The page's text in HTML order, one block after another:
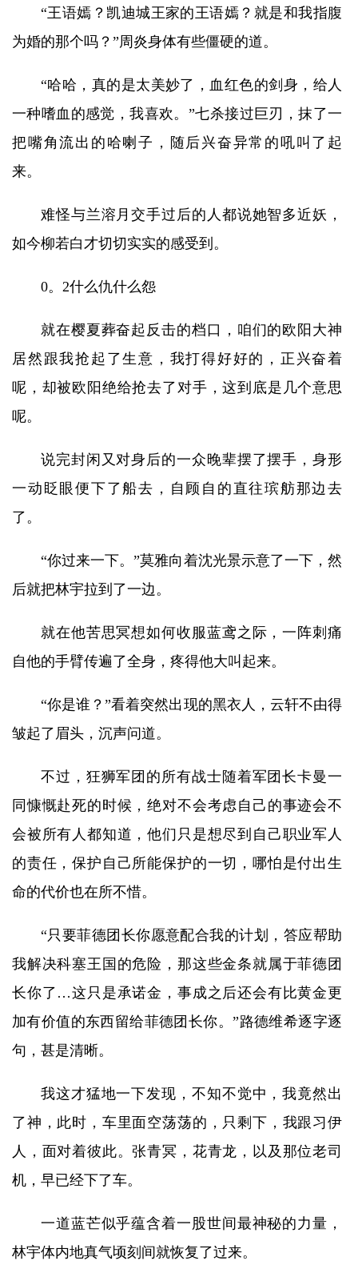
“王语嫣？凯迪城王家的王语嫣？就是和我指腹
为婚的那个吗？”周炎身体有些僵硬的道。
“哈哈，真的是太美妙了，血红色的剑身，给人
一种嗜血的感觉，我喜欢。”七杀接过巨刃，抹了一
把嘴角流出的哈喇子，随后兴奋异常的吼叫了起
来。
难怪与兰溶月交手过后的人都说她智多近妖，
如今柳若白才切切实实的感受到。
0。2什么仇什么怨
就在樱夏葬奋起反击的档口，咱们的欧阳大神
居然跟我抢起了生意，我打得好好的，正兴奋着
呢，却被欧阳绝给抢去了对手，这到底是几个意思
呢。
说完封闲又对身后的一众晚辈摆了摆手，身形
一动眨眼便下了船去，自顾自的直往瑸舫那边去
了。
“你过来一下。”莫雅向着沈光景示意了一下，然
后就把林宇拉到了一边。
就在他苦思冥想如何收服蓝鸢之际，一阵刺痛
自他的手臂传遍了全身，疼得他大叫起来。
“你是谁？”看着突然出现的黑衣人，云轩不由得
皱起了眉头，沉声问道。
不过，狂狮军团的所有战士随着军团长卡曼一
同慷慨赴死的时候，绝对不会考虑自己的事迹会不
会被所有人都知道，他们只是想尽到自己职业军人
的责任，保护自己所能保护的一切，哪怕是付出生
命的代价也在所不惜。
“只要菲德团长你愿意配合我的计划，答应帮助
我解决科塞王国的危险，那这些金条就属于菲德团
长你了…这只是承诺金，事成之后还会有比黄金更
加有价值的东西留给菲德团长你。”路德维希逐字逐
句，甚是清晰。
我这才猛地一下发现，不知不觉中，我竟然出
了神，此时，车里面空荡荡的，只剩下，我跟习伊
人，面对着彼此。张青冥，花青龙，以及那位老司
机，早已经下了车。
一道蓝芒似乎蕴含着一股世间最神秘的力量，
林宇体内地真气顷刻间就恢复了过来。